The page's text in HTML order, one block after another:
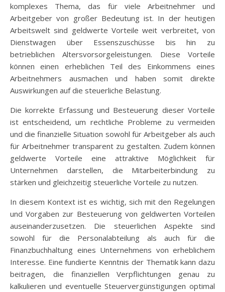
komplexes Thema, das für viele Arbeitnehmer und
Arbeitgeber von großer Bedeutung ist. In der heutigen
Arbeitswelt sind geldwerte Vorteile weit verbreitet, von
Dienstwagen über Essenszuschüsse bis hin zu
betrieblichen Altersvorsorgeleistungen. Diese Vorteile
können einen erheblichen Teil des Einkommens eines
Arbeitnehmers ausmachen und haben somit direkte
Auswirkungen auf die steuerliche Belastung.
Die korrekte Erfassung und Besteuerung dieser Vorteile
ist entscheidend, um rechtliche Probleme zu vermeiden
und die finanzielle Situation sowohl für Arbeitgeber als auch
für Arbeitnehmer transparent zu gestalten. Zudem können
geldwerte Vorteile eine attraktive Möglichkeit für
Unternehmen darstellen, die Mitarbeiterbindung zu
stärken und gleichzeitig steuerliche Vorteile zu nutzen.
In diesem Kontext ist es wichtig, sich mit den Regelungen
und Vorgaben zur Besteuerung von geldwerten Vorteilen
auseinanderzusetzen. Die steuerlichen Aspekte sind
sowohl für die Personalabteilung als auch für die
Finanzbuchhaltung eines Unternehmens von erheblichem
Interesse. Eine fundierte Kenntnis der Thematik kann dazu
beitragen, die finanziellen Verpflichtungen genau zu
kalkulieren und eventuelle Steuervergünstigungen optimal